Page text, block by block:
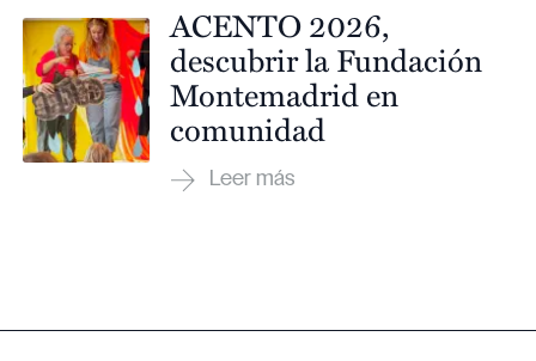
ACENTO 2026,
descubrir la Fundación
Montemadrid en
comunidad